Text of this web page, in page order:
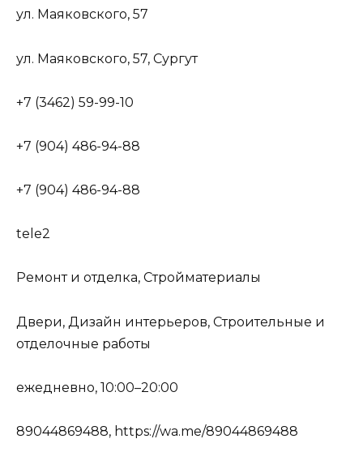
ул. Маяковского, 57
ул. Маяковского, 57, Сургут
+7 (3462) 59-99-10
+7 (904) 486-94-88
+7 (904) 486-94-88
tele2
Ремонт и отделка, Стройматериалы
Двери, Дизайн интерьеров, Строительные и
отделочные работы
ежедневно, 10:00–20:00
89044869488, https://wa.me/89044869488